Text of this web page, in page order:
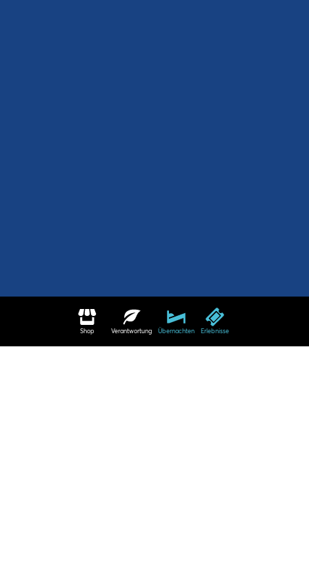
Shop Verantwortung Übernachten Erlebnisse